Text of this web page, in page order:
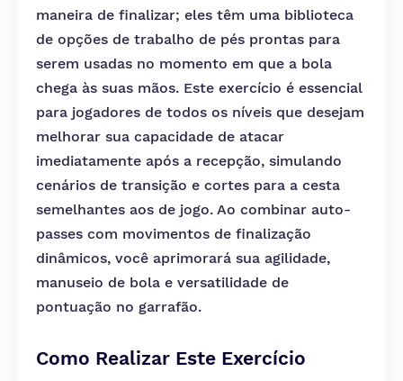
maneira de finalizar; eles têm uma biblioteca
de opções de trabalho de pés prontas para
serem usadas no momento em que a bola
chega às suas mãos. Este exercício é essencial
para jogadores de todos os níveis que desejam
melhorar sua capacidade de atacar
imediatamente após a recepção, simulando
cenários de transição e cortes para a cesta
semelhantes aos de jogo. Ao combinar auto-
passes com movimentos de finalização
dinâmicos, você aprimorará sua agilidade,
manuseio de bola e versatilidade de
pontuação no garrafão.
Como Realizar Este Exercício